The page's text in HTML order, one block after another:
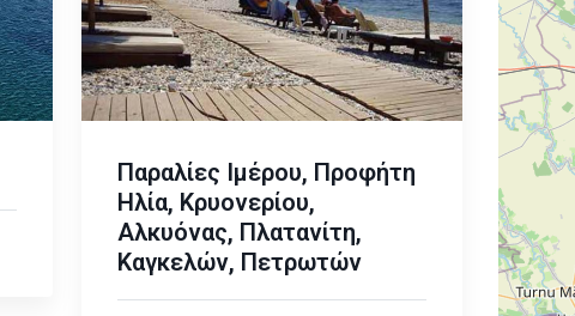
Παραλίες Ιμέρου, Προφήτη
Ηλία, Κρυονερίου,
Αλκυόνας, Πλατανίτη,
Καγκελών, Πετρωτών